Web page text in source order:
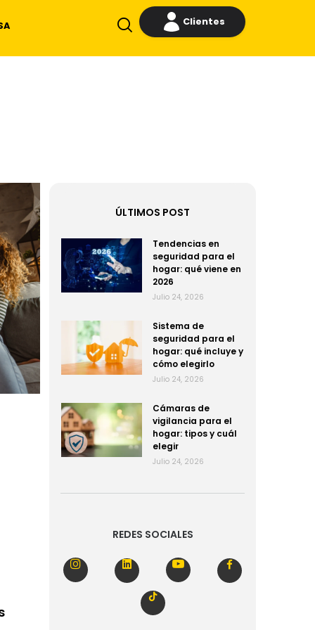
Clientes
ÚLTIMOS POST
Tendencias en
seguridad para el
hogar: qué viene en
2026
Julio 24, 2026
Sistema de
seguridad para el
hogar: qué incluye y
cómo elegirlo
Julio 24, 2026
Cámaras de
vigilancia para el
hogar: tipos y cuál
elegir
Julio 24, 2026
REDES SOCIALES